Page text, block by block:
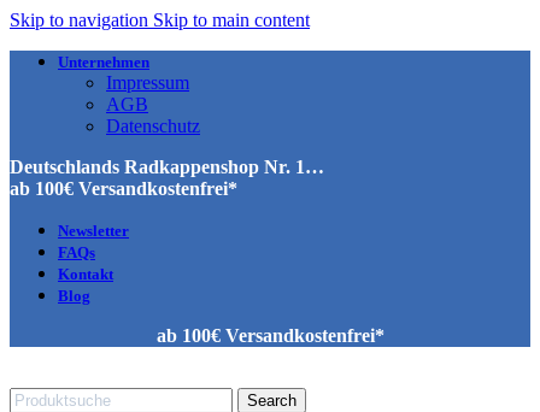
Skip to navigation Skip to main content
Unternehmen
Impressum
AGB
Datenschutz
Deutschlands Radkappenshop Nr. 1…
ab 100€ Versandkostenfrei*
Newsletter
FAQs
Kontakt
Blog
ab 100€ Versandkostenfrei*
Search